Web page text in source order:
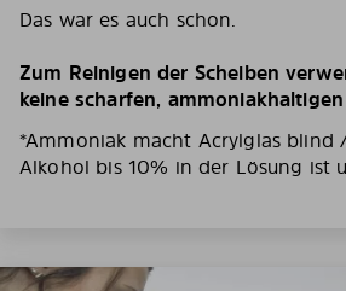
Das war es auch schon.
Zum Reinigen der Scheiben
keine scharfen, ammoniakhaltigen
*Ammoniak macht Acrylglas blind
Alkohol bis 10% in der Lösung ist